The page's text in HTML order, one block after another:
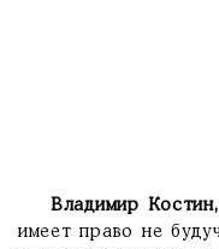
Владимир Костин
имеет право не